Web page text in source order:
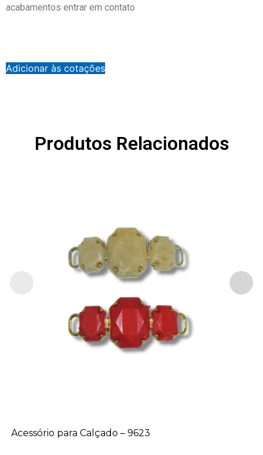
acabamentos entrar em contato
Adicionar às cotações
Produtos Relacionados
Acessório para Calçado – 9623